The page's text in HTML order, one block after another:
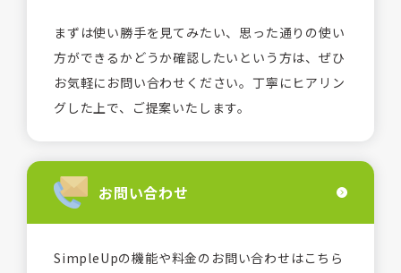
まずは使い勝手を見てみたい、思った通りの使い
方ができるかどうか確認したいという方は、ぜひ
お気軽にお問い合わせください。丁寧にヒアリン
グした上で、ご提案いたします。
お問い合わせ
SimpleUpの機能や料金のお問い合わせはこちら